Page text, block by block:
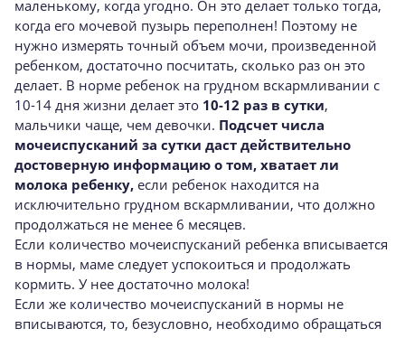
маленькому, когда угодно. Он это делает только тогда,
когда его мочевой пузырь переполнен! Поэтому не
нужно измерять точный объем мочи, произведенной
ребенком, достаточно посчитать, сколько раз он это
делает. В норме ребенок на грудном вскармливании с
10-14 дня жизни делает это 10-12 раз в сутки,
мальчики чаще, чем девочки. Подсчет числа
мочеиспусканий за сутки даст действительно
достоверную информацию о том, хватает ли
молока ребенку, если ребенок находится на
исключительно грудном вскармливании, что должно
продолжаться не менее 6 месяцев.
Если количество мочеиспусканий ребенка вписывается
в нормы, маме следует успокоиться и продолжать
кормить. У нее достаточно молока!
Если же количество мочеиспусканий в нормы не
вписываются, то, безусловно, необходимо обращаться